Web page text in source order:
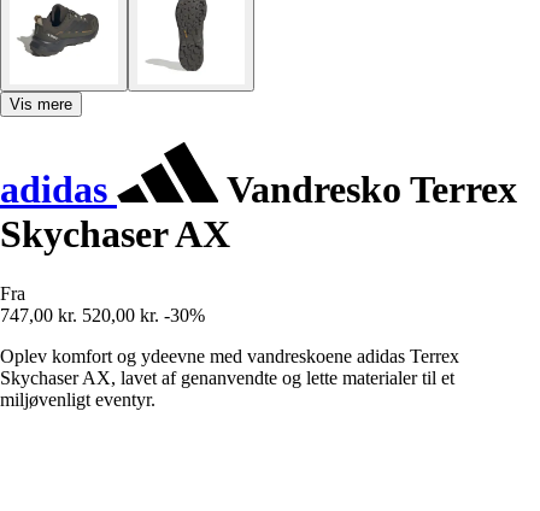
Vis mere
adidas
Vandresko Terrex
Skychaser AX
Fra
747,00 kr. 520,00 kr. -30%
Oplev komfort og ydeevne med vandreskoene adidas Terrex
Skychaser AX, lavet af genanvendte og lette materialer til et
miljøvenligt eventyr.